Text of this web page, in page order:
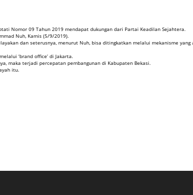
Nomor 09 Tahun 2019 mendapat dukungan dari Partai Keadilan Sejahtera.
Nuh, Kamis (5/9/2019).
dan seterusnya, menurut Nuh, bisa ditingkatkan melalui mekanisme yang
‘brand office’ di Jakarta.
maka terjadi percepatan pembangunan di Kabupaten Bekasi.
itu.